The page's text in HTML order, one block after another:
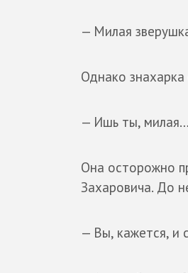
— Милая
Однако
— Ишь ты,
Она осторожно
Захаровича. До
— Вы, кажется, и